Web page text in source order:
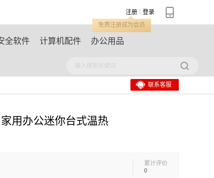
注册
登录
免费注册成为会员
全软件 计算机配件 办公用品
联系客服
用办公迷你台式温热
累计评价
0